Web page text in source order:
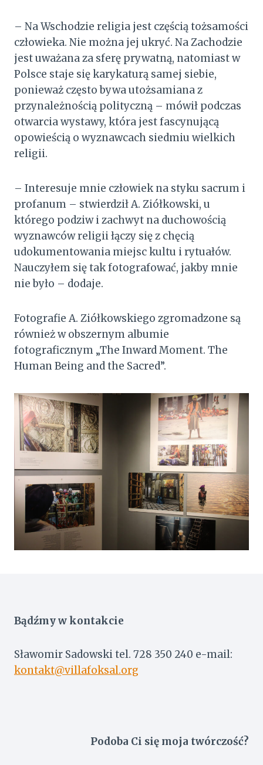
– Na Wschodzie religia jest częścią tożsamości
człowieka. Nie można jej ukryć. Na Zachodzie
jest uważana za sferę prywatną, natomiast w
Polsce staje się karykaturą samej siebie,
ponieważ często bywa utożsamiana z
przynależnością polityczną – mówił podczas
otwarcia wystawy, która jest fascynującą
opowieścią o wyznawcach siedmiu wielkich
religii.
– Interesuje mnie człowiek na styku sacrum i
profanum – stwierdził A. Ziółkowski, u
którego podziw i zachwyt na duchowością
wyznawców religii łączy się z chęcią
udokumentowania miejsc kultu i rytuałów.
Nauczyłem się tak fotografować, jakby mnie
nie było – dodaje.
Fotografie A. Ziółkowskiego zgromadzone są
również w obszernym albumie
fotograficznym „The Inward Moment. The
Human Being and the Sacred”.
Bądźmy w kontakcie
Sławomir Sadowski tel. 728 350 240 e-mail:
kontakt@villafoksal.org
Podoba Ci się moja twórczość?